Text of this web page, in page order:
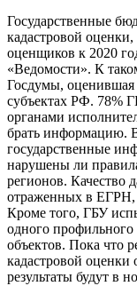
Государственные
кадастровой
оценщиков к 2020
«Ведомости». К
Госдумы, оценившая
субъектах РФ. 78%
органами
брать информацию.
государственные
нарушены ли
регионов. Качество
отраженных в ЕГРН,
Кроме того, ГБУ
одного
объектов. Пока что
кадастровой оценки
результаты будут в